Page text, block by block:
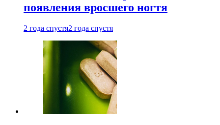
появления вросшего ногтя
2 года спустя2 года спустя